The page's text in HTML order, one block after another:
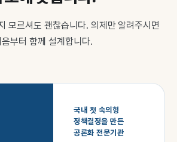
모르셔도 괜찮습니다. 의제만 알려주시면
음부터 함께 설계합니다.
국내 첫 숙의형
정책결정을 만든
공론화 전문기관